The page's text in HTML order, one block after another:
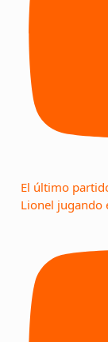
El último
Lionel jugando